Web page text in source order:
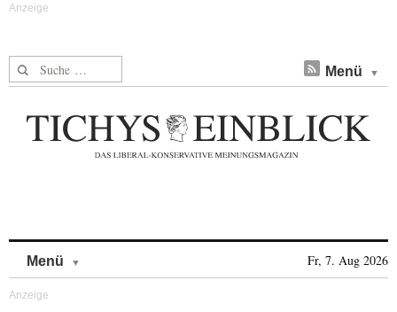
Suche nach: Menü
Menü Fr, 7. Aug 2026